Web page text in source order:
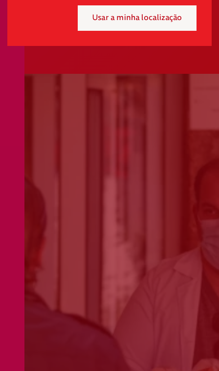
Usar a minha localização